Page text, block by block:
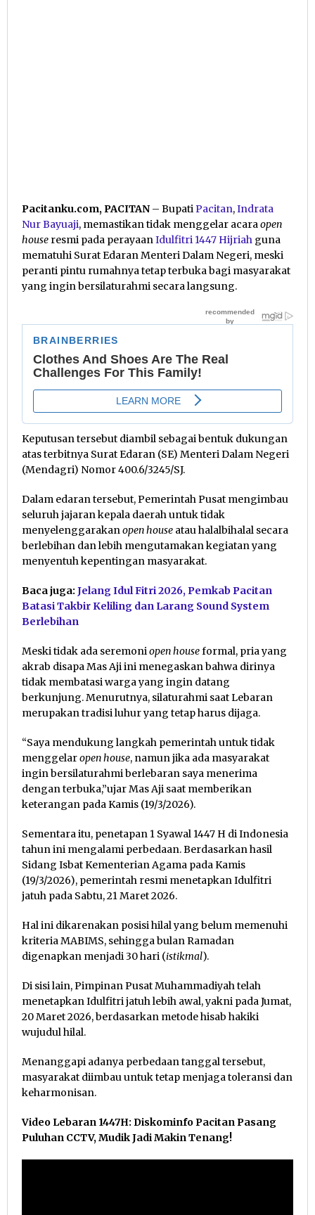
Pacitanku.com, PACITAN – BupatiPacitan,Indrata
Nur Bayuaji, memastikan tidak menggelar acaraopen
house resmi pada perayaanIdulfitri 1447 Hijriah guna
mematuhi Surat Edaran Menteri Dalam Negeri, meski
peranti pintu rumahnya tetap terbuka bagi masyarakat
yang ingin bersilaturahmi secara langsung.
Keputusan tersebut diambil sebagai bentuk dukungan
atas terbitnya Surat Edaran (SE) Menteri Dalam Negeri
(Mendagri) Nomor 400.6/3245/SJ.
Dalam edaran tersebut, Pemerintah Pusat mengimbau
seluruh jajaran kepala daerah untuk tidak
menyelenggarakanopen house atau halalbihalal secara
berlebihan dan lebih mengutamakan kegiatan yang
menyentuh kepentingan masyarakat.
Baca juga: Jelang Idul Fitri 2026, Pemkab Pacitan
Batasi Takbir Keliling dan Larang Sound System
Berlebihan
Meski tidak ada seremoniopen houseformal, pria yang
akrab disapa Mas Aji ini menegaskan bahwa dirinya
tidak membatasi warga yang ingin datang
berkunjung. Menurutnya, silaturahmi saat Lebaran
merupakan tradisi luhur yang tetap harus dijaga.
“Saya mendukung langkah pemerintah untuk tidak
menggelaropen house, namun jika ada masyarakat
ingin bersilaturahmi berlebaran saya menerima
dengan terbuka,”ujar Mas Aji saat memberikan
keterangan pada Kamis (19/3/2026).
Sementara itu, penetapan 1 Syawal 1447 H di Indonesia
tahun ini mengalami perbedaan. Berdasarkan hasil
Sidang Isbat Kementerian Agama pada Kamis
(19/3/2026), pemerintah resmi menetapkan Idulfitri
jatuh pada Sabtu, 21 Maret 2026.
Hal ini dikarenakan posisi hilal yang belum memenuhi
kriteria MABIMS, sehingga bulan Ramadan
digenapkan menjadi 30 hari (istikmal).
Di sisi lain, Pimpinan Pusat Muhammadiyah telah
menetapkan Idulfitri jatuh lebih awal, yakni pada Jumat,
20 Maret 2026, berdasarkan metode hisab hakiki
wujudul hilal.
Menanggapi adanya perbedaan tanggal tersebut,
masyarakat diimbau untuk tetap menjaga toleransi dan
keharmonisan.
Video Lebaran 1447H: Diskominfo Pacitan Pasang
Puluhan CCTV, Mudik Jadi Makin Tenang!